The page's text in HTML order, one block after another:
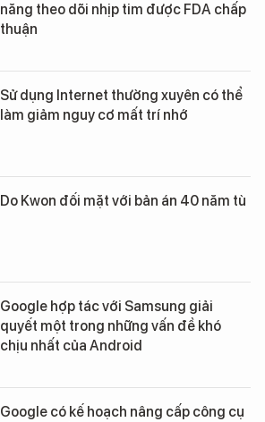
năng theo dõi nhịp tim được FDA chấp
thuận
Sử dụng Internet thường xuyên có thể
làm giảm nguy cơ mất trí nhớ
Do Kwon đối mặt với bản án 40 năm tù
Google hợp tác với Samsung giải
quyết một trong những vấn đề khó
chịu nhất của Android
Google có kế hoạch nâng cấp công cụ